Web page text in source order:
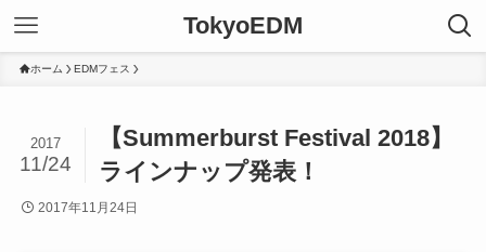
TokyoEDM
ホーム EDMフェス
【Summerburst Festival 2018】
ラインナップ発表！
2017
11/24
2017年11月24日